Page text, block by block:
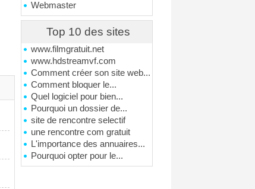
Webmaster
Top 10 des sites
www.filmgratuit.net
www.hdstreamvf.com
Comment créer son site web...
Comment bloquer le...
Quel logiciel pour bien...
Pourquoi un dossier de...
site de rencontre selectif
une rencontre com gratuit
L'importance des annuaires...
Pourquoi opter pour le...